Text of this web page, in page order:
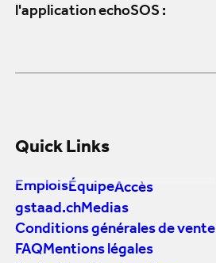
l'application echoSOS :
Quick Links
EmploisÉquipeAccès
gstaad.chMedias
Conditions générales de vente
FAQMentions légales